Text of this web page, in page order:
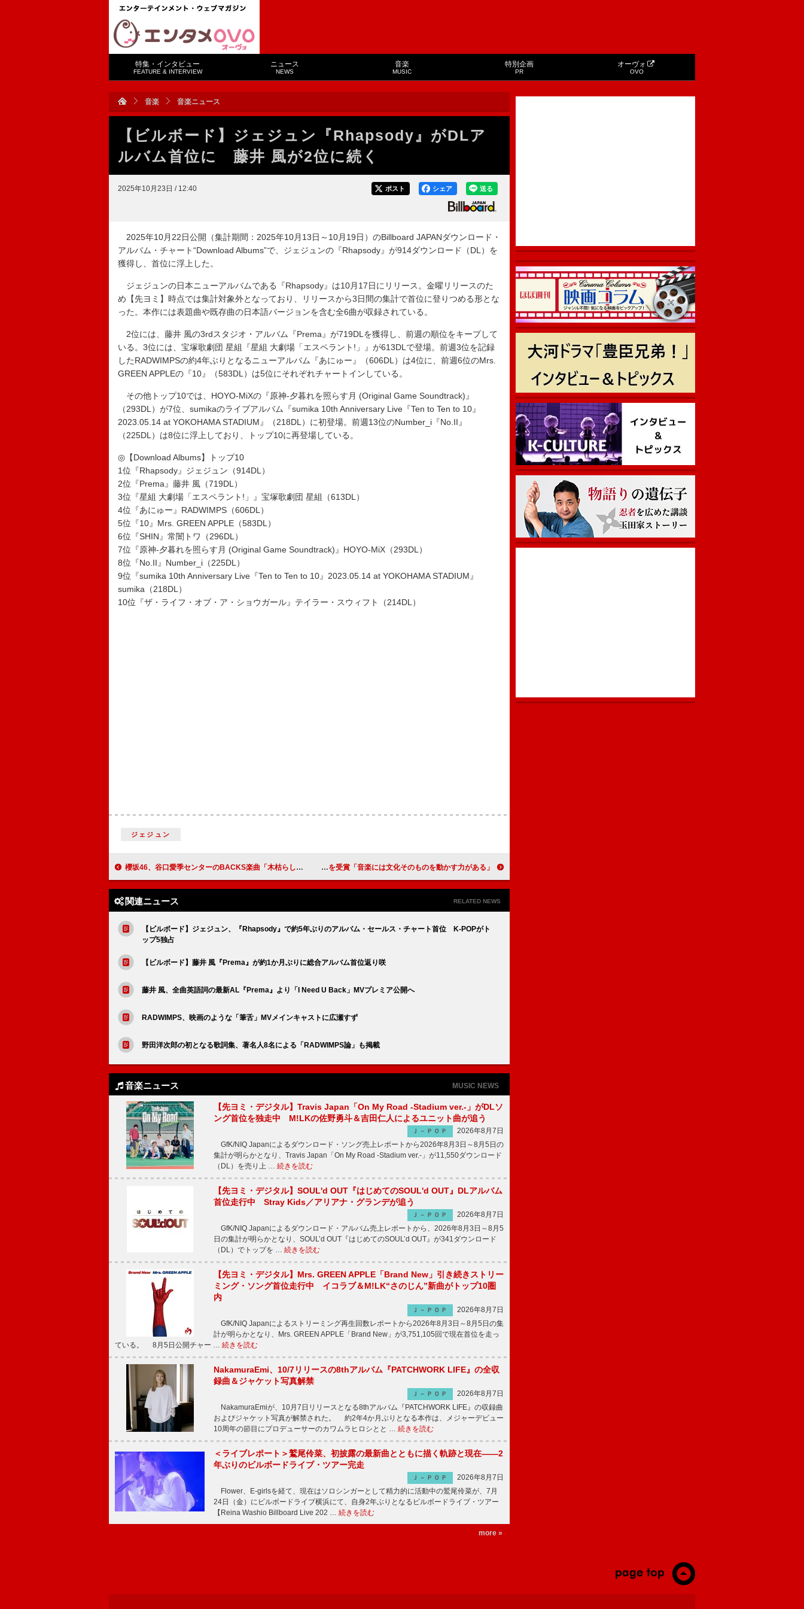
特集・インタビュー
FEATURE & INTERVIEW
ニュース
NEWS
音楽
MUSIC
特別企画
PR
オーヴォ
OVO
音楽 音楽ニュース
【ビルボード】ジェジュン『Rhapsody』がDLア
ルバム首位に 藤井 風が2位に続く
2025年10月23日 / 12:40 送る
シェア
ポスト
2025年10月22日公開（集計期間：2025年10月13日～10月19日）のBillboard JAPANダウンロード・
アルバム・チャート“Download Albums”で、ジェジュンの『Rhapsody』が914ダウンロード（DL）を
獲得し、首位に浮上した。
ジェジュンの日本ニューアルバムである『Rhapsody』は10月17日にリリース。金曜リリースのた
め【先ヨミ】時点では集計対象外となっており、リリースから3日間の集計で首位に登りつめる形とな
った。本作には表題曲や既存曲の日本語バージョンを含む全6曲が収録されている。
2位には、藤井 風の3rdスタジオ・アルバム『Prema』が719DLを獲得し、前週の順位をキープして
いる。3位には、宝塚歌劇団 星組『星組 大劇場「エスペラント!」』が613DLで登場。前週3位を記録
したRADWIMPSの約4年ぶりとなるニューアルバム『あにゅー』（606DL）は4位に、前週6位のMrs.
GREEN APPLEの『10』（583DL）は5位にそれぞれチャートインしている。
その他トップ10では、HOYO-MiXの『原神-夕暮れを照らす月 (Original Game Soundtrack)』
（293DL）が7位、sumikaのライブアルバム『sumika 10th Anniversary Live『Ten to Ten to 10』
2023.05.14 at YOKOHAMA STADIUM』（218DL）に初登場。前週13位のNumber_i『No.II』
（225DL）は8位に浮上しており、トップ10に再登場している。
◎【Download Albums】トップ10
1位『Rhapsody』ジェジュン（914DL）
2位『Prema』藤井 風（719DL）
3位『星組 大劇場「エスペラント!」』宝塚歌劇団 星組（613DL）
4位『あにゅー』RADWIMPS（606DL）
5位『10』Mrs. GREEN APPLE（583DL）
6位『SHIN』常闇トワ（296DL）
7位『原神-夕暮れを照らす月 (Original Game Soundtrack)』HOYO-MiX（293DL）
8位『No.II』Number_i（225DL）
9位『sumika 10th Anniversary Live『Ten to Ten to 10』2023.05.14 at YOKOHAMA STADIUM』
sumika（218DL）
10位『ザ・ライフ・オブ・ア・ショウガール』テイラー・スウィフト（214DL）
ジェジュン
櫻坂46、谷口愛季センターのBACKS楽曲「木枯らしは泣かない」MV公開＆先行配信が決定 U2、2025年【ウディ・ガスリー賞】を受賞「音楽には文化そのものを動かす力がある」
関連ニュース RELATED NEWS
【ビルボード】ジェジュン、『Rhapsody』で約5年ぶりのアルバム・セールス・チャート首位 K-POPがト
ップ5独占
【ビルボード】藤井 風『Prema』が約1か月ぶりに総合アルバム首位返り咲
藤井 風、全曲英語詞の最新AL『Prema』より「I Need U Back」MVプレミア公開へ
RADWIMPS、映画のような「筆舌」MVメインキャストに広瀬すず
野田洋次郎の初となる歌詞集、著名人8名による「RADWIMPS論」も掲載
音楽ニュース MUSIC NEWS
【先ヨミ・デジタル】Travis Japan「On My Road -Stadium ver.-」がDLソ
ング首位を独走中 M!LKの佐野勇斗＆吉田仁人によるユニット曲が追う
Ｊ－ＰＯＰ
2026年8月7日
GfK/NIQ Japanによるダウンロード・ソング売上レポートから2026年8月3日～8月5日の
集計が明らかとなり、Travis Japan「On My Road -Stadium ver.-」が11,550ダウンロード
（DL）を売り上 … 続きを読む
【先ヨミ・デジタル】SOUL'd OUT『はじめてのSOUL'd OUT』DLアルバム
首位走行中 Stray Kids／アリアナ・グランデが追う
Ｊ－ＰＯＰ
2026年8月7日
GfK/NIQ Japanによるダウンロード・アルバム売上レポートから、2026年8月3日～8月5
日の集計が明らかとなり、SOUL’d OUT『はじめてのSOUL’d OUT』が341ダウンロード
（DL）でトップを … 続きを読む
【先ヨミ・デジタル】Mrs. GREEN APPLE「Brand New」引き続きストリー
ミング・ソング首位走行中 イコラブ＆M!LK“さのじん”新曲がトップ10圏
内
Ｊ－ＰＯＰ
2026年8月7日
GfK/NIQ Japanによるストリーミング再生回数レポートから2026年8月3日～8月5日の集
計が明らかとなり、Mrs. GREEN APPLE「Brand New」が3,751,105回で現在首位を走っ
ている。 8月5日公開チャー … 続きを読む
NakamuraEmi、10/7リリースの8thアルバム『PATCHWORK LIFE』の全収
録曲＆ジャケット写真解禁
Ｊ－ＰＯＰ
2026年8月7日
NakamuraEmiが、10月7日リリースとなる8thアルバム『PATCHWORK LIFE』の収録曲
およびジャケット写真が解禁された。 約2年4か月ぶりとなる本作は、メジャーデビュー
10周年の節目にプロデューサーのカワムラヒロシとと … 続きを読む
＜ライブレポート＞鷲尾伶菜、初披露の最新曲とともに描く軌跡と現在――2
年ぶりのビルボードライブ・ツアー完走
Ｊ－ＰＯＰ
2026年8月7日
Flower、E-girlsを経て、現在はソロシンガーとして精力的に活動中の鷲尾伶菜が、7月
24日（金）にビルボードライブ横浜にて、自身2年ぶりとなるビルボードライブ・ツアー
【Reina Washio Billboard Live 202 … 続きを読む
more »